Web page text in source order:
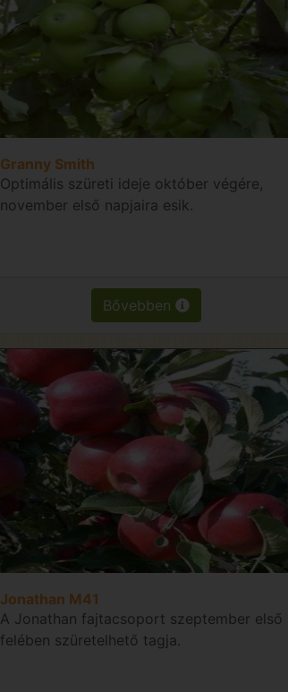
Granny Smith
Optimális szüreti ideje október végére,
november első napjaira esik.
Bővebben
Jonathan M41
A Jonathan fajtacsoport szeptember első
felében szüretelhető tagja.